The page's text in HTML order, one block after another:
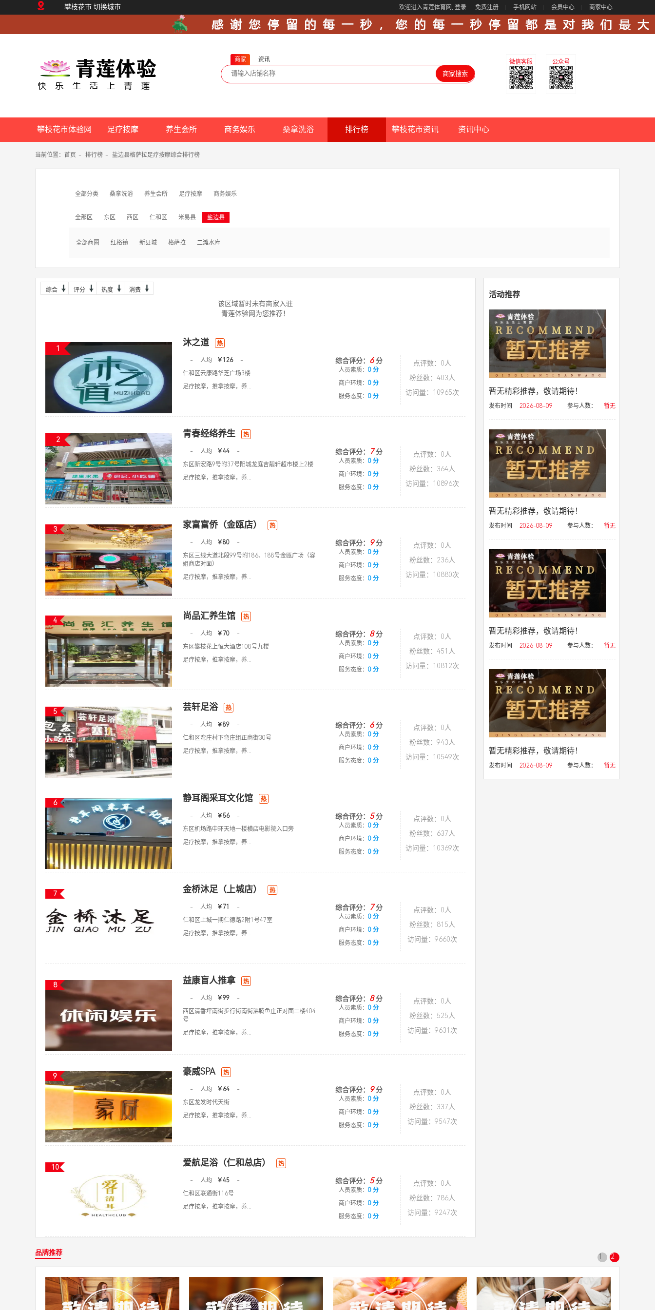
攀枝花市 切换城市 欢迎进入青莲体育网, 登录 免费注册 手机网站 会员中心 商家中心
商家 资讯 公众号
微信客服
攀枝花市体验网 足疗按摩 养生会所 商务娱乐 桑拿洗浴 排行榜 攀枝花市资讯 资讯中心
当前位置： 首页 - 排行榜 - 盐边县格萨拉足疗按摩综合排行榜
全部分类 桑拿洗浴 养生会所 足疗按摩 商务娱乐
全部区 东区 西区 仁和区 米易县 盐边县
全部商圈 红格镇 新县城 格萨拉 二滩水库
综合 评分 热度 消费
该区域暂时未有商家入驻
青莲体验网为您推荐！
1
沐之道 热
- 人均 ￥126
-
仁和区云康路华芝广场3楼
足疗按摩，推拿按摩，养...
综合评分： 6分
人员素质： 0 分
商户环境： 0 分
服务态度： 0 分
点评数：0人
粉丝数：403人
访问量：10965次
2
青春经络养生 热
- 人均 ￥44
-
东区新宏路9号附37号阳城龙庭吉靓轩超市楼上2楼
足疗按摩，推拿按摩，养...
综合评分： 7分
人员素质： 0 分
商户环境： 0 分
服务态度： 0 分
点评数：0人
粉丝数：364人
访问量：10896次
3 家富富侨（金瓯店） 热
- 人均 ￥80
-
东区三线大道北段99号附186、188号金瓯广场（容
姐商店对面）
足疗按摩，推拿按摩，养...
综合评分： 9分
人员素质： 0 分
商户环境： 0 分
服务态度： 0 分
点评数：0人
粉丝数：236人
访问量：10880次
4 尚品汇养生馆 热
- 人均 ￥70
-
东区攀枝花上恒大酒店108号九楼
足疗按摩，推拿按摩，养...
综合评分： 8分
人员素质： 0 分
商户环境： 0 分
服务态度： 0 分
点评数：0人
粉丝数：451人
访问量：10812次
5 芸轩足浴 热
- 人均 ￥89
-
仁和区弯庄村下弯庄组正商街30号
足疗按摩，推拿按摩，养...
综合评分： 6分
人员素质： 0 分
商户环境： 0 分
服务态度： 0 分
点评数：0人
粉丝数：943人
访问量：10549次
6 静耳阁采耳文化馆 热
- 人均 ￥56
-
东区机场路中环天地一楼横店电影院入口旁
足疗按摩，推拿按摩，养...
综合评分： 5分
人员素质： 0 分
商户环境： 0 分
服务态度： 0 分
点评数：0人
粉丝数：637人
访问量：10369次
7 金桥沐足（上城店） 热
- 人均 ￥71
-
仁和区上城一期仁德路2附1号47室
足疗按摩，推拿按摩，养...
综合评分： 7分
人员素质： 0 分
商户环境： 0 分
服务态度： 0 分
点评数：0人
粉丝数：815人
访问量：9660次
8 益康盲人推拿 热
- 人均 ￥99
-
西区清香坪南街步行街南街沸腾鱼庄正对面二楼404
号
足疗按摩，推拿按摩，养...
综合评分： 8分
人员素质： 0 分
商户环境： 0 分
服务态度： 0 分
点评数：0人
粉丝数：525人
访问量：9631次
9 豪威SPA 热
- 人均 ￥64
-
东区龙发时代天街
足疗按摩，推拿按摩，养...
综合评分： 9分
人员素质： 0 分
商户环境： 0 分
服务态度： 0 分
点评数：0人
粉丝数：337人
访问量：9547次
10 爱航足浴（仁和总店） 热
- 人均 ￥45
-
仁和区联通街116号
足疗按摩，推拿按摩，养...
综合评分： 5分
人员素质： 0 分
商户环境： 0 分
服务态度： 0 分
点评数：0人
粉丝数：786人
访问量：9247次
活动推荐
暂无精彩推荐，敬请期待！
发布时间 2026-08-09 参与人数： 暂无
暂无精彩推荐，敬请期待！
发布时间 2026-08-09 参与人数： 暂无
暂无精彩推荐，敬请期待！
发布时间 2026-08-09 参与人数： 暂无
暂无精彩推荐，敬请期待！
发布时间 2026-08-09 参与人数： 暂无
品牌推荐 1 2